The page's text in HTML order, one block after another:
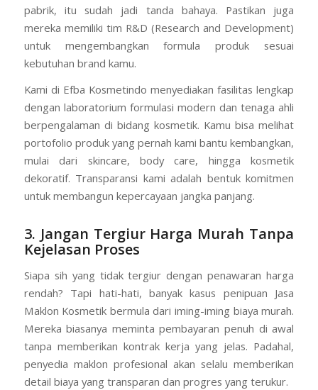
pabrik, itu sudah jadi tanda bahaya. Pastikan juga
mereka memiliki tim R&D (Research and Development)
untuk mengembangkan formula produk sesuai
kebutuhan brand kamu.
Kami di Efba Kosmetindo menyediakan fasilitas lengkap
dengan laboratorium formulasi modern dan tenaga ahli
berpengalaman di bidang kosmetik. Kamu bisa melihat
portofolio produk yang pernah kami bantu kembangkan,
mulai dari skincare, body care, hingga kosmetik
dekoratif. Transparansi kami adalah bentuk komitmen
untuk membangun kepercayaan jangka panjang.
3. Jangan Tergiur Harga Murah Tanpa
Kejelasan Proses
Siapa sih yang tidak tergiur dengan penawaran harga
rendah? Tapi hati-hati, banyak kasus penipuan Jasa
Maklon Kosmetik bermula dari iming-iming biaya murah.
Mereka biasanya meminta pembayaran penuh di awal
tanpa memberikan kontrak kerja yang jelas. Padahal,
penyedia maklon profesional akan selalu memberikan
detail biaya yang transparan dan progres yang terukur.